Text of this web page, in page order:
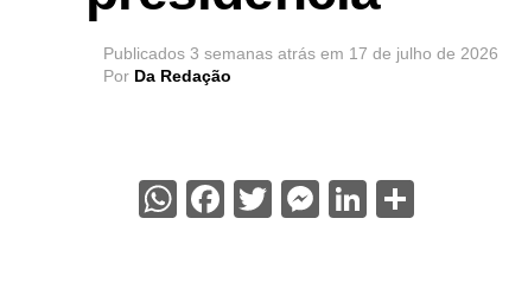
Publicados 3 semanas atrás em 17 de julho de 2026
Por Da Redação
WhatsApp
Facebook
Twitter
Messenger
LinkedIn